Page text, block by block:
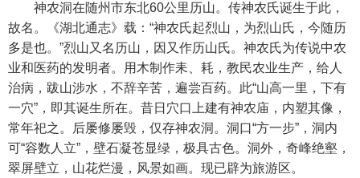
神农洞在随州市东北60公里历山。传神农氏诞生于此，
故名。《湖北通志》载：“神农氏起烈山，为烈山氏，今随历
多是也。”烈山又名历山，因又作历山氏。神农氏为传说中农
业和医药的发明者。用木制作耒、耗，教民农业生产，给人
治病，跋山涉水，不辞辛苦，遍尝百药。此“山高一里，下有
一穴”，即其诞生所在。昔日穴口上建有神农庙，内塑其像，
常年祀之。后屡修屡毁，仅存神农洞。洞口“方一步”，洞内
可“容数人立”，壁石凝苍显绿，极具古色。洞外，奇峰绝壑，
翠屏壁立，山花烂漫，风景如画。现已辟为旅游区。